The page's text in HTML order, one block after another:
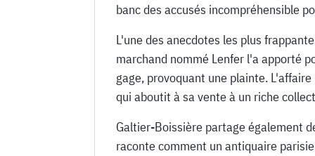
banc des accusés incompréhensible
L'une des anecdotes les plus
marchand nommé Lenfer l'a apporté
gage, provoquant une plainte.
qui aboutit à sa vente à un riche
Galtier-Boissière partage également
raconte comment un antiquaire